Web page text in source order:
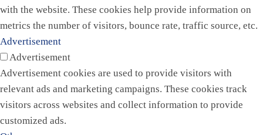
with the website. These cookies help provide information on
metrics the number of visitors, bounce rate, traffic source, etc.
Advertisement
Advertisement
Advertisement cookies are used to provide visitors with
relevant ads and marketing campaigns. These cookies track
visitors across websites and collect information to provide
customized ads.